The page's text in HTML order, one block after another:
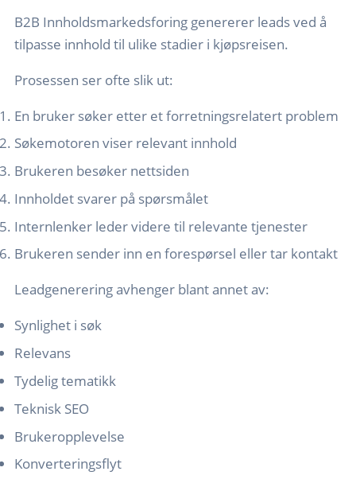
B2B Innholdsmarkedsforing genererer leads ved å
tilpasse innhold til ulike stadier i kjøpsreisen.
Prosessen ser ofte slik ut:
En bruker søker etter et forretningsrelatert problem
Søkemotoren viser relevant innhold
Brukeren besøker nettsiden
Innholdet svarer på spørsmålet
Internlenker leder videre til relevante tjenester
Brukeren sender inn en forespørsel eller tar kontakt
Leadgenerering avhenger blant annet av:
Synlighet i søk
Relevans
Tydelig tematikk
Teknisk SEO
Brukeropplevelse
Konverteringsflyt